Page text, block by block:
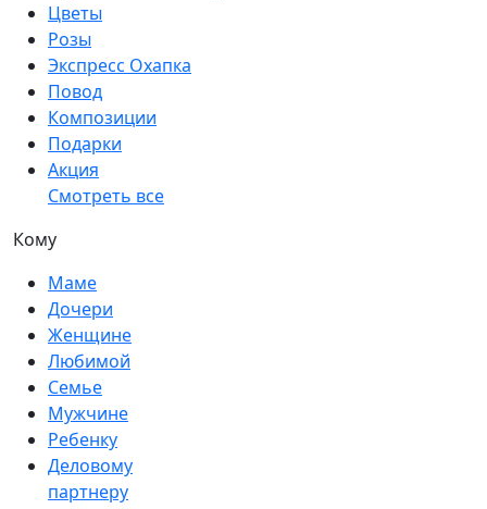
Цветы
Розы
Экспресс Охапка
Повод
Композиции
Подарки
Акция
Смотреть все
Кому
Маме
Дочери
Женщине
Любимой
Семье
Мужчине
Ребенку
Деловому
партнеру